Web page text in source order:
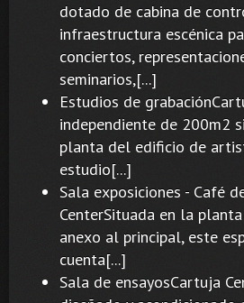
dotado de cabina de
infraestructura escénica
conciertos,
seminarios,[...]
Estudios de
independiente de 200m2
planta del edificio de
estudio[...]
Sala exposiciones - Café
CenterSituada en la
anexo al principal, este
cuenta[...]
Sala de ensayosCartuja